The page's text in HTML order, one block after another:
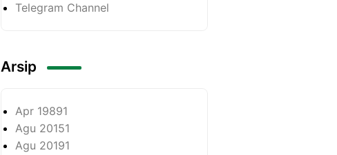
Telegram Channel
Arsip
Apr 19891
Agu 20151
Agu 20191